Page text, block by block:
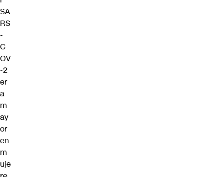
SA
RS
-
C
OV
-2
er
a
m
ay
or
en
m
uje